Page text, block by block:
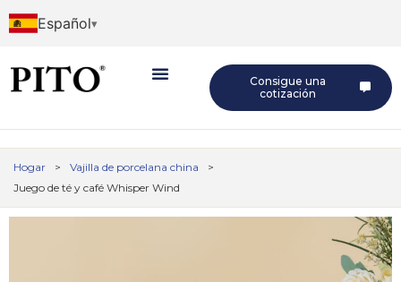
Español
Consigue una
cotización
Hogar > Vajilla de porcelana china
>
Juego de té y café Whisper Wind